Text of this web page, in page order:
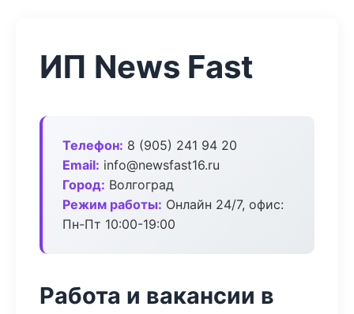
ИП News Fast
Телефон: 8 (905) 241 94 20
Email: info@newsfast16.ru
Город: Волгоград
Режим работы: Онлайн 24/7, офис:
Пн-Пт 10:00-19:00
Работа и вакансии в